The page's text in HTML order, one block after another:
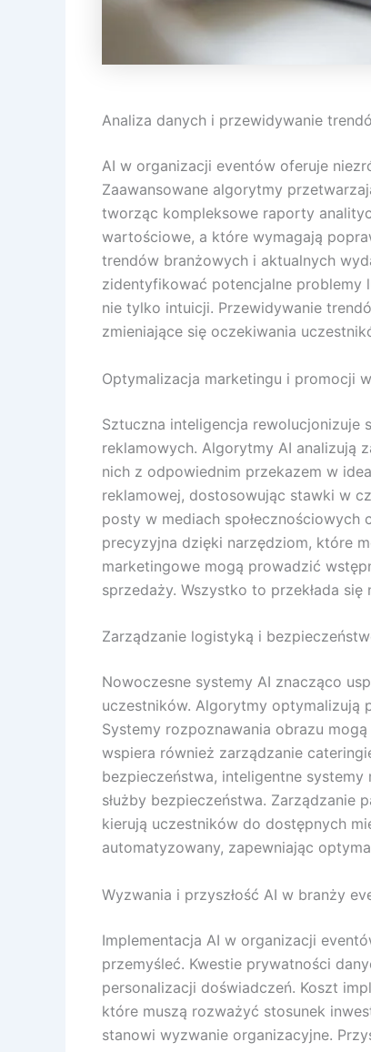
Analiza danych i przewidywanie
AI w organizacji eventów oferuje
Zaawansowane algorytmy
tworząc kompleksowe raporty
wartościowe, a które wymagają
trendów branżowych i aktualnych
zidentyfikować potencjalne problemy
nie tylko intuicji. Przewidywanie
zmieniające się oczekiwania
Optymalizacja marketingu i promocji
Sztuczna inteligencja
reklamowych. Algorytmy AI analizują
nich z odpowiednim przekazem w
reklamowej, dostosowując stawki w
posty w mediach
precyzyjna dzięki narzędziom, które
marketingowe mogą prowadzić
sprzedaży. Wszystko to przekłada
Zarządzanie logistyką i
Nowoczesne systemy AI znacząco
uczestników. Algorytmy optymalizują
Systemy rozpoznawania obrazu
wspiera również zarządzanie
bezpieczeństwa, inteligentne
służby bezpieczeństwa.
kierują uczestników do dostępnych
automatyzowany, zapewniając
Wyzwania i przyszłość AI w branży
Implementacja AI w organizacji
przemyśleć. Kwestie prywatności
personalizacji doświadczeń. Koszt
które muszą rozważyć stosunek
stanowi wyzwanie organizacyjne.